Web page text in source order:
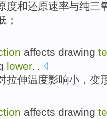
度和还原速率与纯三
；
affects drawing
lower...
拉伸温度影响小 ，变
affects drawing